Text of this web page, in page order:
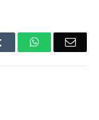
Tumblr WhatsApp